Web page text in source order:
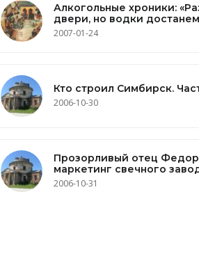
Алкогольные хроники:
двери, но водки
2007-01-24
Кто строил Симбирск.
2006-10-30
Прозорливый отец
маркетинг свечного
2006-10-31